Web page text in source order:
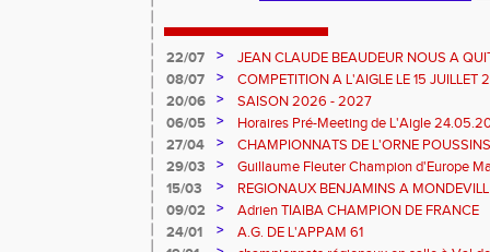
22/07 >
JEAN CLAUDE BEAUDEUR NOUS A
08/07
>
COMPETITION A L'AIGLE LE 15 JUILLET
DES EPREUVES REPORTE A 20 H 45
20/06 >
SAISON 2026 - 2027
06/05
>
Horaires Pré-Meeting de L'Aigle
27/04
>
CHAMPIONNATS DE L'ORNE
L'AIGLE
29/03 >
Guillaume Fleuter Champion d'Europe
15/03
>
REGIONAUX BENJAMINS A
09/02
>
Adrien TIAIBA CHAMPION DE FRANCE
24/01
>
A.G. DE L'APPAM 61